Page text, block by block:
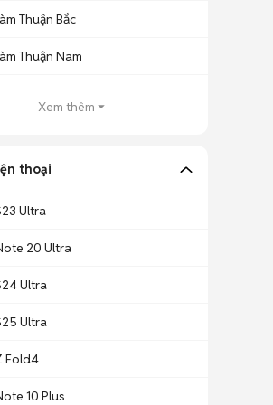
Thuận Bắc
Thuận Nam
Xem thêm
thoại
Ultra
20 Ultra
Ultra
Ultra
Fold4
10 Plus